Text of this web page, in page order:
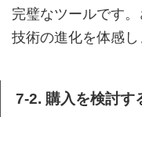
完璧なツールです
技術の進化を体感し
7-2. 購入を検討す